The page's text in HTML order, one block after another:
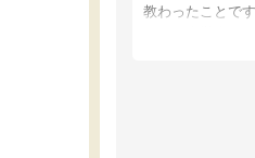
教わったことで
なく、自学自習
くれるので、通